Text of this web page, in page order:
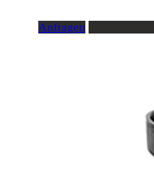
Anfragen